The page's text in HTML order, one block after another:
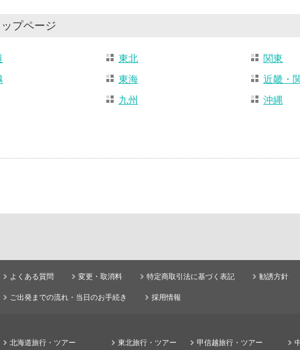
プページ
東北 関東
東海 近畿・
九州 沖縄
よくある質問 変更・取消料 特定商取引法に基づく表記 勧誘方針
ご出発までの流れ・当日のお手続き 採用情報
北海道旅行・ツアー
東北旅行・ツアー
甲信越旅行・ツアー